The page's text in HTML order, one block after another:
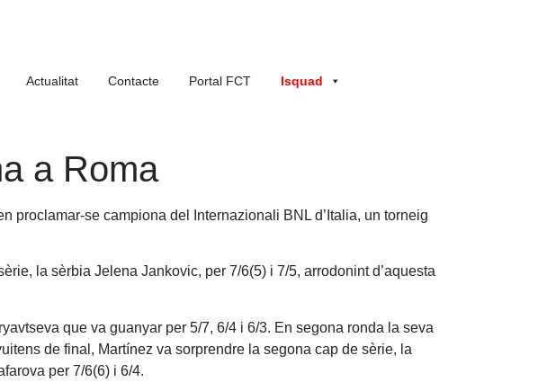
Actualitat Contacte Portal FCT Isquad
a Roma
proclamar-se campiona del Internazionali BNL d’Italia, un torneig
la sèrbia Jelena Jankovic, per 7/6(5) i 7/5, arrodonint d’aquesta
que va guanyar per 5/7, 6/4 i 6/3. En segona ronda la seva
de final, Martínez va sorprendre la segona cap de sèrie, la
per 7/6(6) i 6/4.